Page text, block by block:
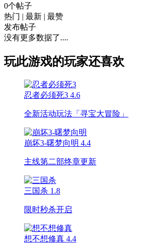
0个帖子
热门 | 最新 | 最赞
发布帖子
没有更多数据了....
玩此游戏的玩家还喜欢
忍者必须死3 4.6
全新活动玩法「寻宝大冒险」
崩坏3-曙梦向明 4.4
主线第二部终章更新
三国杀 1.8
限时秒杀开启
想不想修真 4.4